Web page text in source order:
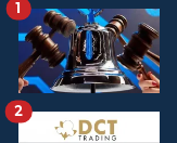
1
2